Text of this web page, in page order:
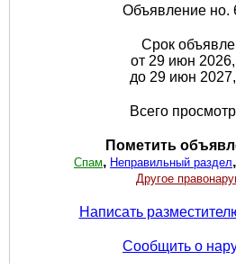
Объявление но.
Срок
от 29 июн
до 29 июн
Всего
Пометить
Спам, Неправильный раздел,
Другое
Написать
Сообщить о